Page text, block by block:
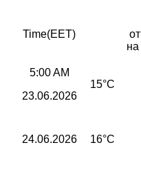
Time(EET)
5:00 AM
23.06.2026
15°C
24.06.2026 16°C